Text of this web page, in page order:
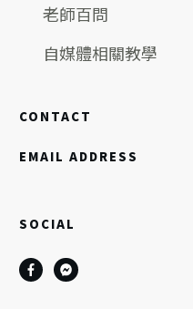
老師百問
自媒體相關教學
CONTACT
EMAIL ADDRESS
SOCIAL